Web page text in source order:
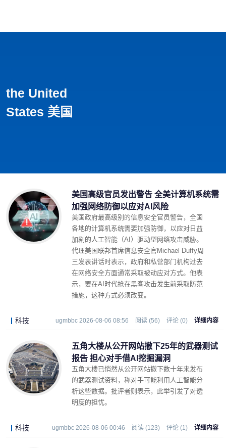
the United
States 美国
美国高级官员发出警告 全美计算机系统需
加强网络防御以应对AI风险
美国政府最高级别的信息安全官员警告，全国
各地的计算机系统需要加强防御，以应对日益
加剧的人工智能（AI）驱动型网络攻击威胁。
代理美国联邦首席信息安全官Michael Duffy周
三发表讲话时表示，政府和私营部门机构过去
在网络安全方面通常采取被动应对方式。他表
示，要在AI时代抢在黑客攻击发生前采取防范
措施，这种方式必须改变。
科技 ugmbbc 2026-08-06 08:56 阅读 (56) 评论 (0) 详细内容
五角大楼从公开网站撤下25年的武器测试
报告 担心对手借AI挖掘漏洞
五角大楼已悄然从公开网站撤下数十年来发布
的武器测试资料，称对手可能利用人工智能分
析这些数据。批评者则表示，此举引发了对透
明度的担忧。
科技 ugmbbc 2026-08-06 00:46 阅读 (123) 评论 (1) 详细内容